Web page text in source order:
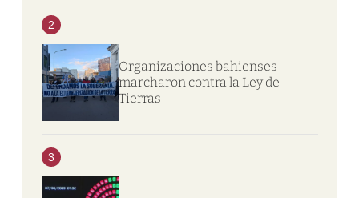
2
Organizaciones bahienses
marcharon contra la Ley de
Tierras
3